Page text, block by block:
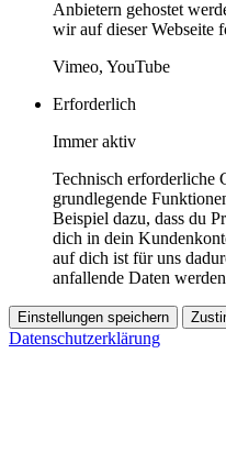
Anbietern gehostet
wir auf dieser Webseite
Vimeo, YouTube
Erforderlich
Immer aktiv
Technisch erforderliche
grundlegende
Beispiel dazu, dass du
dich in dein
auf dich ist für uns
anfallende Daten
Einstellungen speichern
Datenschutzerklärung